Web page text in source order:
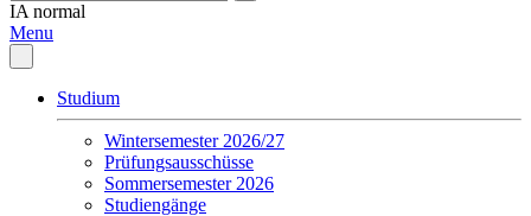
IA normal
Menu
Studium
Wintersemester 2026/27
Prüfungsausschüsse
Sommersemester 2026
Studiengänge